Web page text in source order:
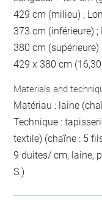
429 cm (milieu) ;
373 cm (inférieure) ;
380 cm (supérieure)
429 x 380 cm
Materials and
Matériau : laine
Technique :
textile) (chaîne : 5
9 duites/ cm, laine,
S.)